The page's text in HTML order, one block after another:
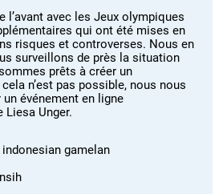
l’avant avec les Jeux olympiques
qui ont été mises en
risques et controverses. Nous en
surveillons de près la situation
prêts à créer un
n’est pas possible, nous nous
événement en ligne
Liesa Unger.